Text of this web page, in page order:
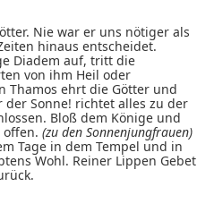
Nie war er uns nötiger als
hinaus entscheidet.
Diadem auf, tritt die
von ihm Heil oder
Thamos ehrt die Götter und
Sonne! richtet alles zu der
Bloß dem Könige und
offen. (zu den Sonnenjungfrauen)
Tage in dem Tempel und in
Wohl. Reiner Lippen Gebet